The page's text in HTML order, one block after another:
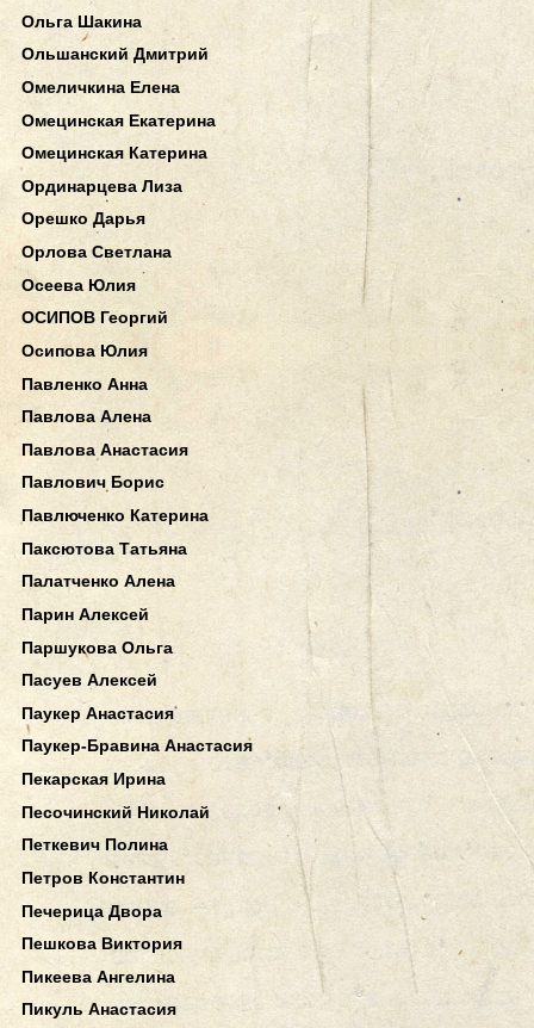
Ольга Шакина
Ольшанский Дмитрий
Омеличкина Елена
Омецинская Екатерина
Омецинская Катерина
Ординарцева Лиза
Орешко Дарья
Орлова Светлана
Осеева Юлия
ОСИПОВ Георгий
Осипова Юлия
Павленко Анна
Павлова Алена
Павлова Анастасия
Павлович Борис
Павлюченко Катерина
Паксютова Татьяна
Палатченко Алена
Парин Алексей
Паршукова Ольга
Пасуев Алексей
Паукер Анастасия
Паукер-Бравина Анастасия
Пекарская Ирина
Песочинский Николай
Петкевич Полина
Петров Константин
Печерица Двора
Пешкова Виктория
Пикеева Ангелина
Пикуль Анастасия